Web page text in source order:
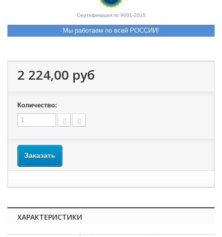
Сертификация по 9001-2015
Мы работаем по всей РОССИИ!
2 224,00 руб
Количество:
Заказать
ХАРАКТЕРИСТИКИ